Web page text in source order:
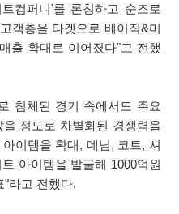
컴퍼니'를 론칭하고 순조로
객층을 타겟으로 베이직&미
출 확대로 이어졌다"고 전했
침체된 경기 속에서도 주요
정도로 차별화된 경쟁력을
이템을 확대, 데님, 코트, 셔
아이템을 발굴해 1000억원
"라고 전했다.